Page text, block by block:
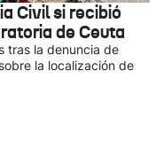
Civil si recibió
de Ceuta
tras la denuncia de
la localización de